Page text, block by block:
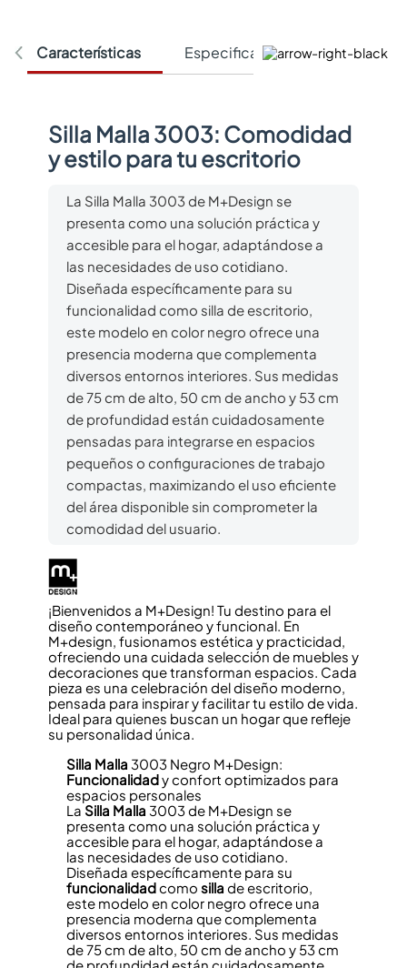
Características Especificaciones Técnicas
Silla Malla 3003: Comodidad
y estilo para tu escritorio
La Silla Malla 3003 de M+Design se
presenta como una solución práctica y
accesible para el hogar, adaptándose a
las necesidades de uso cotidiano.
Diseñada específicamente para su
funcionalidad como silla de escritorio,
este modelo en color negro ofrece una
presencia moderna que complementa
diversos entornos interiores. Sus medidas
de 75 cm de alto, 50 cm de ancho y 53 cm
de profundidad están cuidadosamente
pensadas para integrarse en espacios
pequeños o configuraciones de trabajo
compactas, maximizando el uso eficiente
del área disponible sin comprometer la
comodidad del usuario.
¡Bienvenidos a M+Design! Tu destino para el
diseño contemporáneo y funcional. En
M+design, fusionamos estética y practicidad,
ofreciendo una cuidada selección de muebles y
decoraciones que transforman espacios. Cada
pieza es una celebración del diseño moderno,
pensada para inspirar y facilitar tu estilo de vida.
Ideal para quienes buscan un hogar que refleje
su personalidad única.
Silla Malla 3003 Negro M+Design:
Funcionalidady confort optimizados para
espacios personales
La Silla Malla 3003 de M+Design se
presenta como una solución práctica y
accesible para el hogar, adaptándose a
las necesidades de uso cotidiano.
Diseñada específicamente para su
funcionalidadcomo silla de escritorio,
este modelo en color negro ofrece una
presencia moderna que complementa
diversos entornos interiores. Sus medidas
de 75 cm de alto, 50 cm de ancho y 53 cm